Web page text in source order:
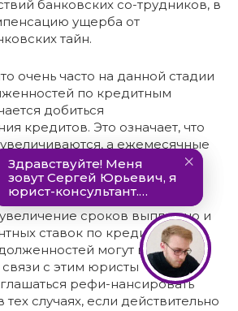
банковских со-трудников, в
ущерба от
тайн.
очень часто на данной стадии
по кредитным
добиться
кредитов. Это означает, что
а ежемесячные
влечёт за
сроков выплат, но и
ставок по кредитам, и
могут возрасти в
связи с этим юристы
рефи-нансировать
тех случаях, если действительно